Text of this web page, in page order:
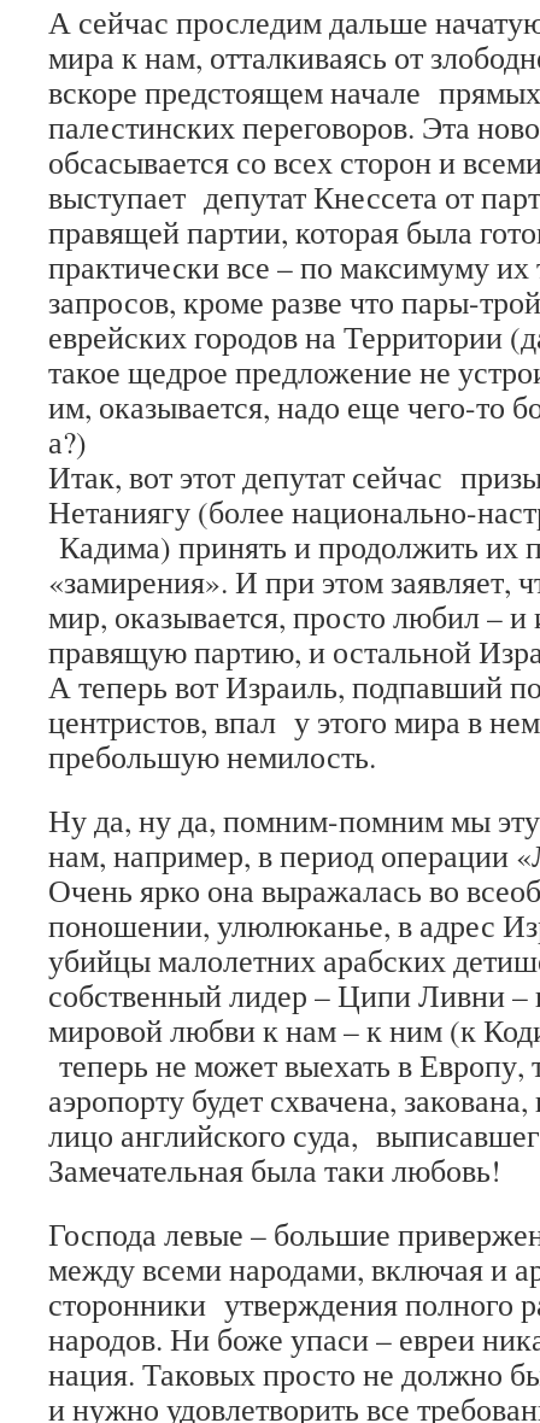
А сейчас проследим дальше
мира к нам, отталкиваясь от
вскоре предстоящем начале
палестинских переговоров. Эта
обсасывается со всех сторон и
выступает депутат Кнессета от
правящей партии, которая была
практически все – по максимуму
запросов, кроме разве что пары-
еврейских городов на Территории
такое щедрое предложение не
им, оказывается, надо еще чего-то
а?)
Итак, вот этот депутат сейчас
Нетаниягу (более национально-
Кадима) принять и продолжить их
«замирения». И при этом заявляет,
мир, оказывается, просто любил – и
правящую партию, и остальной
А теперь вот Израиль, подпавший
центристов, впал у этого мира в
пребольшую немилость.
Ну да, ну да, помним-помним мы
нам, например, в период операции
Очень ярко она выражалась во
поношении, улюлюканье, в адрес
убийцы малолетних арабских
собственный лидер – Ципи Ливни –
мировой любви к нам – к ним (к
теперь не может выехать в Европу,
аэропорту будет схвачена,
лицо английского суда,
Замечательная была таки любовь!
Господа левые – большие
между всеми народами, включая и
сторонники утверждения полного
народов. Ни боже упаси – евреи
нация. Таковых просто не должно
и нужно удовлетворить все